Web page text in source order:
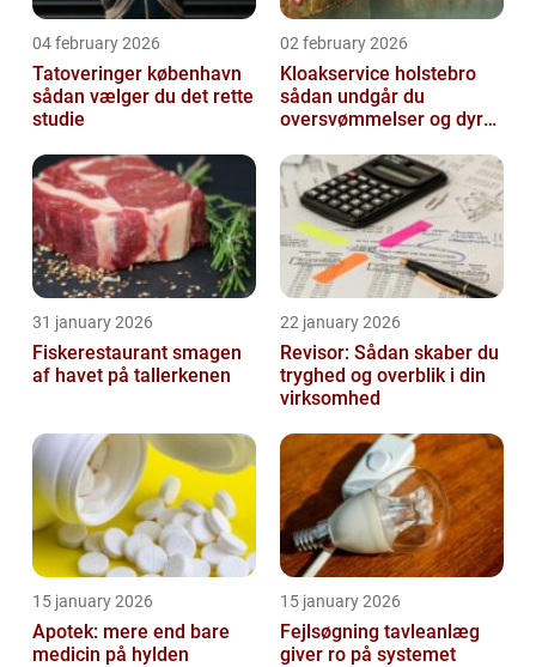
04 february 2026
Tatoveringer københavn
sådan vælger du det rette
studie
02 february 2026
Kloakservice holstebro
sådan undgår du
oversvømmelser og dyre
31 january 2026
Fiskerestaurant smagen
af havet på tallerkenen
22 january 2026
Revisor: Sådan skaber du
tryghed og overblik i din
virksomhed
15 january 2026
Apotek: mere end bare
medicin på hylden
15 january 2026
Fejlsøgning tavleanlæg
giver ro på systemet